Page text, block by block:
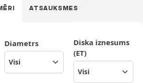
ATSAUKSMES
Diametrs
Diska iznesums
(ET)